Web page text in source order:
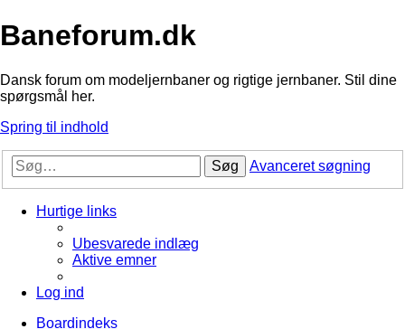
Baneforum.dk
Dansk forum om modeljernbaner og rigtige jernbaner. Stil dine
spørgsmål her.
Spring til indhold
Søg Avanceret søgning
Hurtige links
Ubesvarede indlæg
Aktive emner
Log ind
Boardindeks